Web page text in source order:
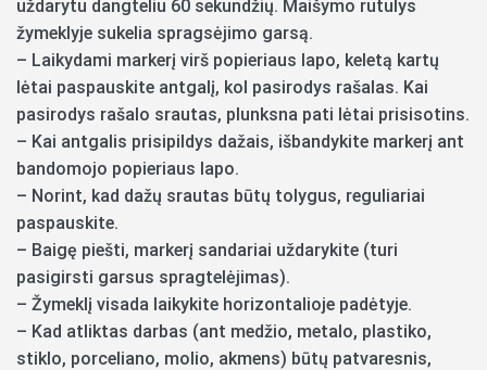
uždarytu dangteliu 60 sekundžių. Maišymo rutulys
žymeklyje sukelia spragsėjimo garsą.
– Laikydami markerį virš popieriaus lapo, keletą kartų
lėtai paspauskite antgalį, kol pasirodys rašalas. Kai
pasirodys rašalo srautas, plunksna pati lėtai prisisotins.
– Kai antgalis prisipildys dažais, išbandykite markerį ant
bandomojo popieriaus lapo.
– Norint, kad dažų srautas būtų tolygus, reguliariai
paspauskite.
– Baigę piešti, markerį sandariai uždarykite (turi
pasigirsti garsus spragtelėjimas).
– Žymeklį visada laikykite horizontalioje padėtyje.
– Kad atliktas darbas (ant medžio, metalo, plastiko,
stiklo, porceliano, molio, akmens) būtų patvaresnis,